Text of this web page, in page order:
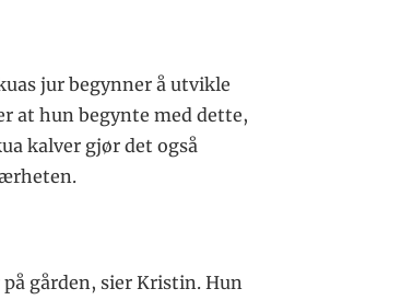
jur begynner å utvikle
at hun begynte med dette,
kalver gjør det også
gården, sier Kristin. Hun